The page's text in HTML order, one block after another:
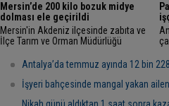
Mersin’de 200 kilo bozuk midye
dolması ele geçirildi
Mersin'in Akdeniz ilçesinde zabıta ve
İlçe Tarım ve Orman Müdürlüğü
sağlıksız şartlarda üretilerek satışa
hazırlanmış...
Antalya’da temmuz ayında 12 bin
İşyeri bahçesinde mangal yakan